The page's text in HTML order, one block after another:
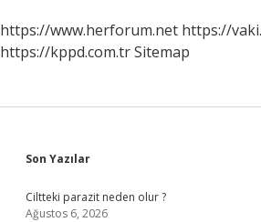
https://www.herforum.net https://
https://kppd.com.trSitemap
Sidebar
Son Yazılar
Ciltteki parazit neden olur ?
Ağustos 6, 2026